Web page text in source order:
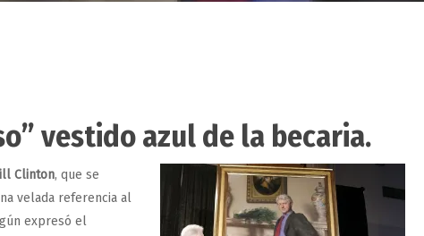
vestido azul de la becaria.
Clinton, que se
velada referencia al
expresó el